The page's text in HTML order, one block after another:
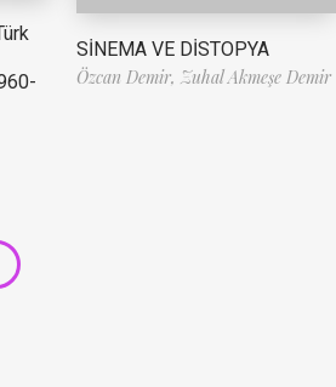
SİNEMA VE DİSTOPYA
Özcan Demir, Zuhal Akmeşe Demir